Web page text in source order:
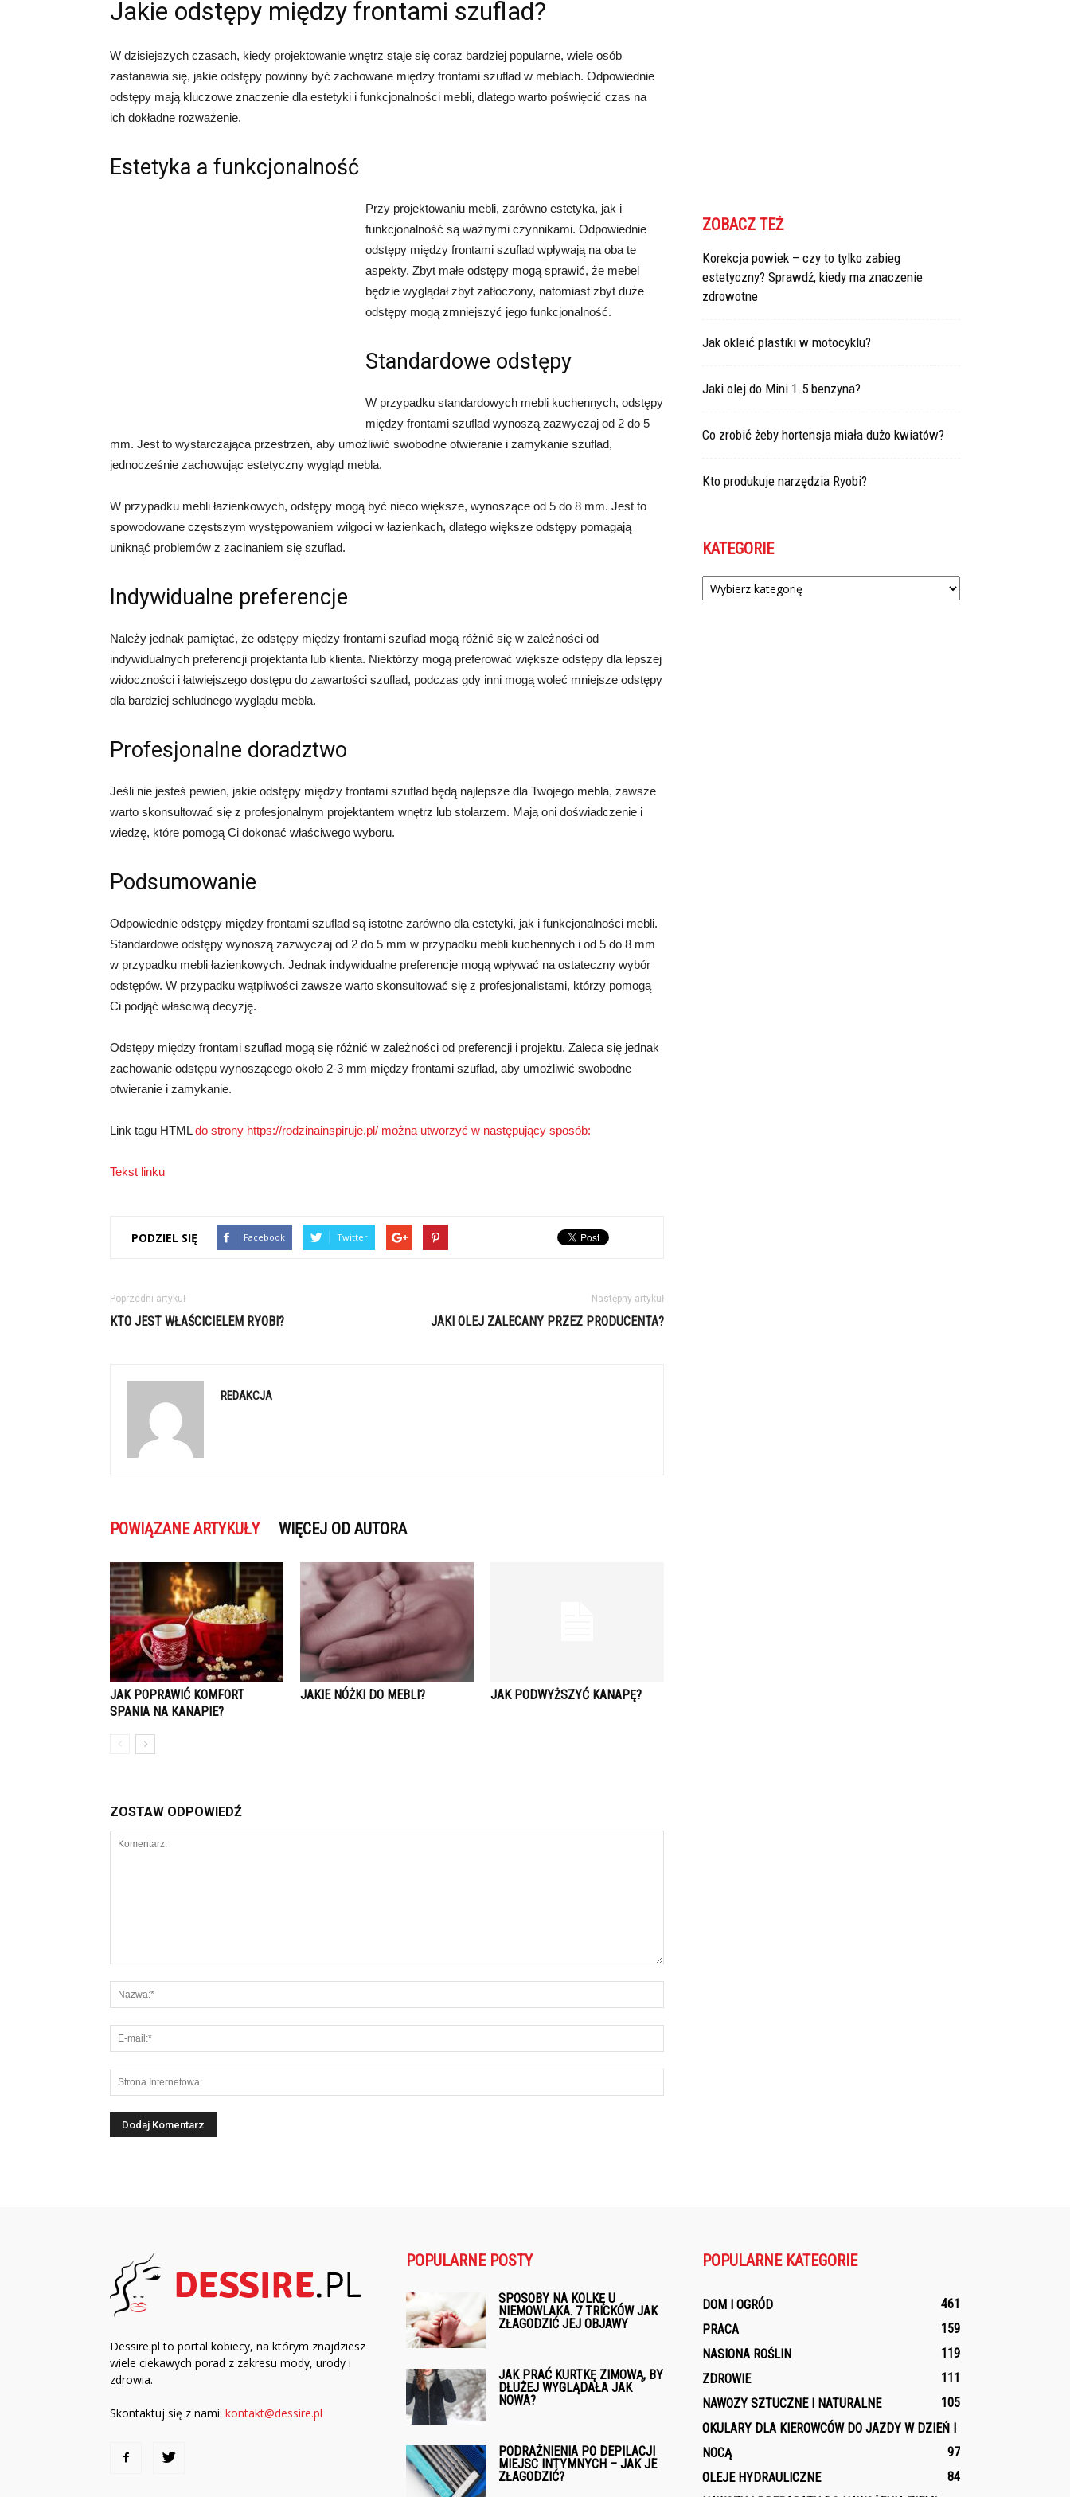
Jakie odstępy między frontami szuflad?
W dzisiejszych czasach, kiedy projektowanie wnętrz staje się coraz bardziej popularne, wiele osób
zastanawia się, jakie odstępy powinny być zachowane między frontami szuflad w meblach. Odpowiednie
odstępy mają kluczowe znaczenie dla estetyki i funkcjonalności mebli, dlatego warto poświęcić czas na
ich dokładne rozważenie.
Estetyka a funkcjonalność
Przy projektowaniu mebli, zarówno estetyka, jak i
funkcjonalność są ważnymi czynnikami. Odpowiednie
odstępy między frontami szuflad wpływają na oba te
aspekty. Zbyt małe odstępy mogą sprawić, że mebel
będzie wyglądał zbyt zatłoczony, natomiast zbyt duże
odstępy mogą zmniejszyć jego funkcjonalność.
Standardowe odstępy
W przypadku standardowych mebli kuchennych, odstępy
między frontami szuflad wynoszą zazwyczaj od 2 do 5
mm. Jest to wystarczająca przestrzeń, aby umożliwić swobodne otwieranie i zamykanie szuflad,
jednocześnie zachowując estetyczny wygląd mebla.
W przypadku mebli łazienkowych, odstępy mogą być nieco większe, wynoszące od 5 do 8 mm. Jest to
spowodowane częstszym występowaniem wilgoci w łazienkach, dlatego większe odstępy pomagają
uniknąć problemów z zacinaniem się szuflad.
Indywidualne preferencje
Należy jednak pamiętać, że odstępy między frontami szuflad mogą różnić się w zależności od
indywidualnych preferencji projektanta lub klienta. Niektórzy mogą preferować większe odstępy dla lepszej
widoczności i łatwiejszego dostępu do zawartości szuflad, podczas gdy inni mogą woleć mniejsze odstępy
dla bardziej schludnego wyglądu mebla.
Profesjonalne doradztwo
Jeśli nie jesteś pewien, jakie odstępy między frontami szuflad będą najlepsze dla Twojego mebla, zawsze
warto skonsultować się z profesjonalnym projektantem wnętrz lub stolarzem. Mają oni doświadczenie i
wiedzę, które pomogą Ci dokonać właściwego wyboru.
Podsumowanie
Odpowiednie odstępy między frontami szuflad są istotne zarówno dla estetyki, jak i funkcjonalności mebli.
Standardowe odstępy wynoszą zazwyczaj od 2 do 5 mm w przypadku mebli kuchennych i od 5 do 8 mm
w przypadku mebli łazienkowych. Jednak indywidualne preferencje mogą wpływać na ostateczny wybór
odstępów. W przypadku wątpliwości zawsze warto skonsultować się z profesjonalistami, którzy pomogą
Ci podjąć właściwą decyzję.
Odstępy między frontami szuflad mogą się różnić w zależności od preferencji i projektu. Zaleca się jednak
zachowanie odstępu wynoszącego około 2-3 mm między frontami szuflad, aby umożliwić swobodne
otwieranie i zamykanie.
Link tagu HTMLdo strony https://rodzinainspiruje.pl/ można utworzyć w następujący sposób:
Tekst linku
PODZIEL SIĘ Facebook Twitter
Poprzedni artykuł
KTO JEST WŁAŚCICIELEM RYOBI?
Następny artykuł
JAKI OLEJ ZALECANY PRZEZ PRODUCENTA?
REDAKCJA
POWIĄZANE ARTYKUŁY WIĘCEJ OD AUTORA
JAK POPRAWIĆ KOMFORT
SPANIA NA KANAPIE?
JAKIE NÓŻKI DO MEBLI? JAK PODWYŻSZYĆ KANAPĘ?
ZOSTAW ODPOWIEDŹ
ZOBACZ TEŻ
Korekcja powiek – czy to tylko zabieg
estetyczny? Sprawdź, kiedy ma znaczenie
zdrowotne
Jak okleić plastiki w motocyklu?
Jaki olej do Mini 1.5 benzyna?
Co zrobić żeby hortensja miała dużo kwiatów?
Kto produkuje narzędzia Ryobi?
KATEGORIE
Kategorie
Dessire.pl to portal kobiecy, na którym znajdziesz
wiele ciekawych porad z zakresu mody, urody i
zdrowia.
Skontaktuj się z nami: kontakt@dessire.pl
POPULARNE POSTY
SPOSOBY NA KOLKĘ U
NIEMOWLAKA. 7 TRICKÓW JAK
ZŁAGODZIĆ JEJ OBJAWY
JAK PRAĆ KURTKĘ ZIMOWĄ, BY
DŁUŻEJ WYGLĄDAŁA JAK
NOWA?
PODRAŻNIENIA PO DEPILACJI
MIEJSC INTYMNYCH – JAK JE
ZŁAGODZIĆ?
POPULARNE KATEGORIE
DOM I OGRÓD
461
PRACA
159
NASIONA ROŚLIN
119
ZDROWIE
111
NAWOZY SZTUCZNE I NATURALNE
105
OKULARY DLA KIEROWCÓW DO JAZDY W DZIEŃ I
NOCĄ
97
OLEJE HYDRAULICZNE
84